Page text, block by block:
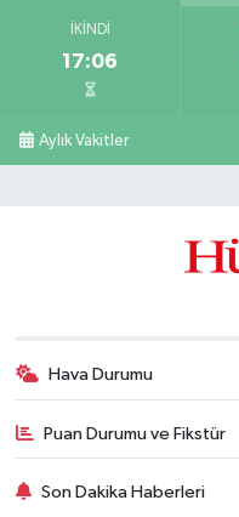
İKINDI
17:06
Aylık Vakitler
Hava Durumu
Puan Durumu ve Fikstür
Son Dakika Haberleri